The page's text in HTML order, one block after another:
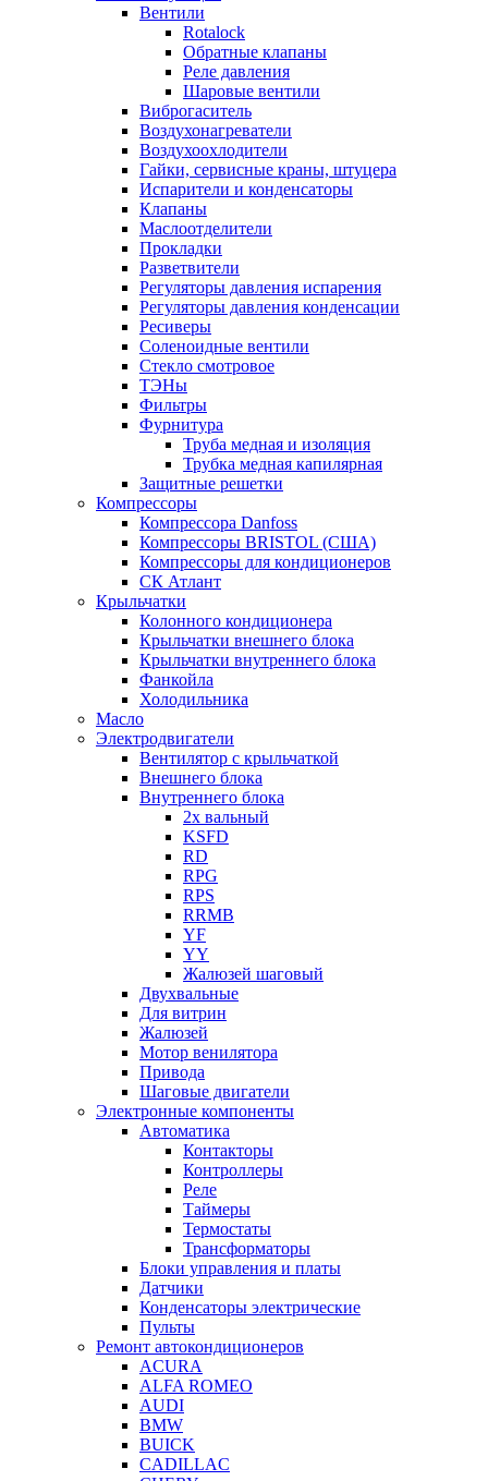
Вентили
Rotalock
Обратные клапаны
Реле давления
Шаровые вентили
Виброгаситель
Воздухонагреватели
Воздухоохлодители
Гайки, сервисные краны, штуцера
Испарители и конденсаторы
Клапаны
Маслоотделители
Прокладки
Разветвители
Регуляторы давления испарения
Регуляторы давления конденсации
Ресиверы
Соленоидные вентили
Стекло смотровое
ТЭНы
Фильтры
Фурнитура
Труба медная и изоляция
Трубка медная капилярная
Защитные решетки
Компрессоры
Компрессора Danfoss
Компрессоры BRISTOL (США)
Компрессоры для кондиционеров
СК Атлант
Крыльчатки
Колонного кондиционера
Крыльчатки внешнего блока
Крыльчатки внутреннего блока
Фанкойла
Холодильника
Масло
Электродвигатели
Вентилятор с крыльчаткой
Внешнего блока
Внутреннего блока
2х вальный
KSFD
RD
RPG
RPS
RRMB
YF
YY
Жалюзей шаговый
Двухвальные
Для витрин
Жалюзей
Мотор венилятора
Привода
Шаговые двигатели
Электронные компоненты
Автоматика
Контакторы
Контроллеры
Реле
Таймеры
Термостаты
Трансформаторы
Блоки управления и платы
Датчики
Конденсаторы электрические
Пульты
Ремонт автокондиционеров
ACURA
ALFA ROMEO
AUDI
BMW
BUICK
CADILLAC